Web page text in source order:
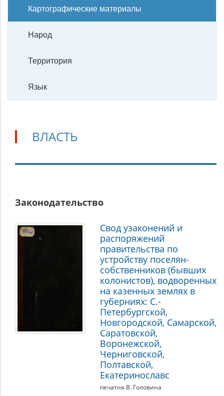
Картографические материалы
Народ
Территория
Язык
ВЛАСТЬ
Законодательство
Свод узаконений и
распоряжений
правительства по
устройству поселян-
собственников (бывших
колонистов), водворенных
на казенных землях в
губерниях: С.-
Петербургской,
Новгородской, Самарской,
Саратовской,
Воронежской,
Черниговской,
Полтавской,
Екатеринославс
печатня В. Головина